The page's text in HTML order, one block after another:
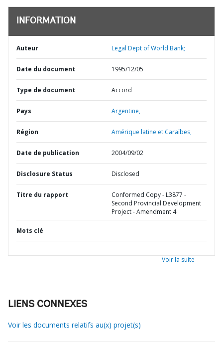
INFORMATION
Auteur Legal Dept of World Bank;
Date du document 1995/12/05
Type de document Accord
Pays Argentine,
Région Amérique latine et Caraïbes,
Date de publication 2004/09/02
Disclosure Status Disclosed
Titre du rapport
Conformed Copy - L3877 -
Second Provincial Development
Project - Amendment 4
Mots clé
Voir la suite
LIENS CONNEXES
Voir les documents relatifs au(x) projet(s)